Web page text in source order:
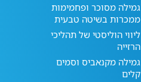
גמילה מסוכר ופחמימות
ממכרות בשיטה טבעית
ליווי הוליסטי של תהליכי
הרזייה
גמילה מקנאביס וסמים
קלים